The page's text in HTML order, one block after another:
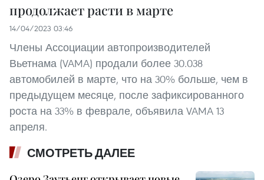
продолжает расти в марте
14/04/2023 03:46
Члены Ассоциации автопроизводителей
Вьетнама (VAMA) продали более 30.038
автомобилей в марте, что на 30% больше, чем в
предыдущем месяце, после зафиксированного
роста на 33% в феврале, объявила VAMA 13
апреля.
СМОТРЕТЬ ДАЛЕЕ